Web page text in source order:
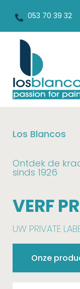
053 70 39 32
Los Blancos
Ontdek de
sinds 1926
VERF
UW PRIVATE
Onze